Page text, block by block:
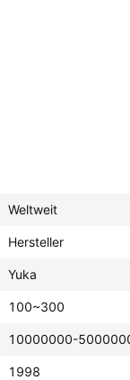
Weltweit
Hersteller
Yuka
100~300
10000000-
1998